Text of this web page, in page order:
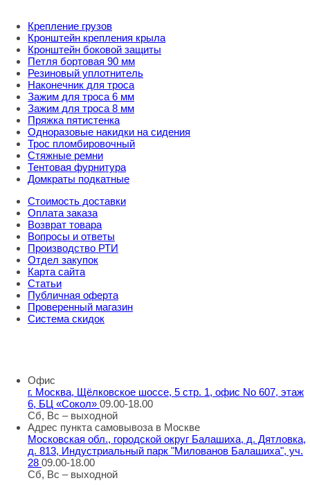
Крепление грузов
Кронштейн крепления крыла
Кронштейн боковой защиты
Петля бортовая 90 мм
Резиновый уплотнитель
Наконечник для троса
Зажим для троса 6 мм
Зажим для троса 8 мм
Пряжка пятистенка
Одноразовые накидки на сидения
Трос пломбировочный
Стяжные ремни
Тентовая фурнитура
Домкраты подкатные
Стоимость доставки
Оплата заказа
Возврат товара
Вопросы и ответы
Производство РТИ
Отдел закупок
Карта сайта
Статьи
Публичная оферта
Проверенный магазин
Система скидок
Офис
г. Москва, Щёлковское шоссе, 5 стр. 1, офис No 607, этаж
6, БЦ «Сокол» 09.00-18.00
Сб, Вс – выходной
Адрес пункта самовывоза в Москве
Московская обл., городской округ Балашиха, д. Дятловка,
д. 813, Индустриальный парк "Милованов Балашиха", уч.
28 09.00-18.00
Сб, Вс – выходной